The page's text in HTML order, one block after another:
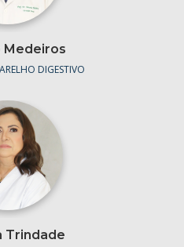
Medeiros
DIGESTIVO
Trindade